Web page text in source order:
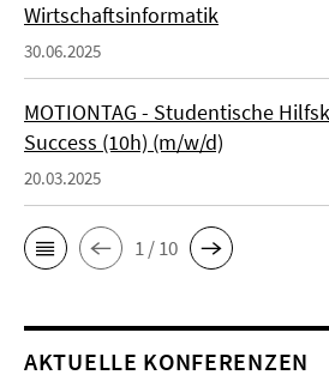
Wirtschaftsinformatik
30.06.2025
MOTIONTAG - Studentische
Success (10h) (m/w/d)
20.03.2025
1 / 10
AKTUELLE KONFERENZEN